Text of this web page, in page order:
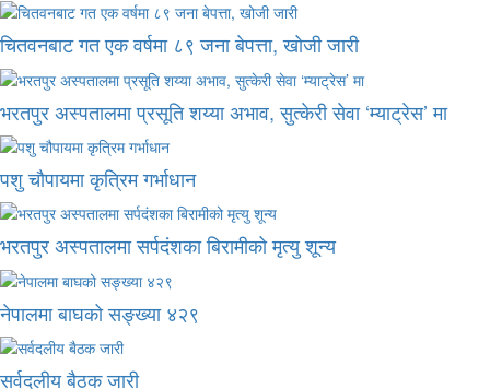
चितवनबाट गत एक वर्षमा ८९ जना बेपत्ता, खोजी जारी
भरतपुर अस्पतालमा प्रसूति शय्या अभाव, सुत्केरी सेवा ‘म्याट्रेस’ मा
पशु चौपायमा कृत्रिम गर्भाधान
भरतपुर अस्पतालमा सर्पदंशका बिरामीको मृत्यु शून्य
नेपालमा बाघको सङ्ख्या ४२९
सर्वदलीय बैठक जारी